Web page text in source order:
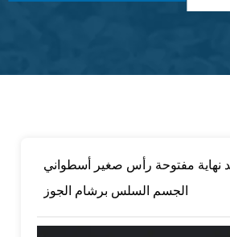
نهاية مفتوحة رأس صغير أسطواني
الجسم السلس برشام الجوز